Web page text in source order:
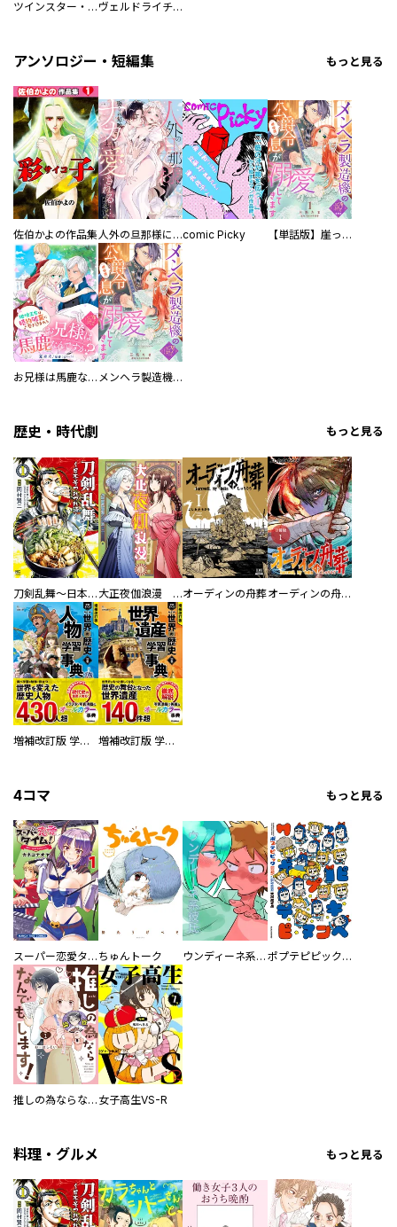
ツインスター・サイクロン・ランナウェイ ヴェルドライチオシ聖典パック 『転スラ』ミニ画集付き シリウス人気作３選
アンソロジー・短編集 もっと見る
佐伯かよの作品集 人外の旦那様に娶られ毎晩ナカまで愛される…。アンソロジーcomic Picky 【単話版】崖っぷち令嬢ですが、意地と策略で幸せになります！シリーズ
お兄様は馬鹿なんですか？～地味王女は婚約破棄に巻き込まれる～ メンヘラ製造機の公爵令息（過保護）が溺愛してきます
歴史・時代劇 もっと見る
刀剣乱舞～日本号つれづれ酒～ 大正夜伽浪漫 －金曜日の花嫁—オーディンの舟葬 オーディンの舟葬 分冊版
増補改訂版 学研まんが NEW世界の歴史 別巻 人物学習事典 増補改訂版 学研まんが NEW世界の歴史 別巻 世界遺産学習事典
4コマ もっと見る
スーパー恋愛タイム！～現場でドＳな彼女は自宅でデレる～ ちゅんトーク ウンディーネ系彼氏 ポプテピピック SEASON EIGHT
推しの為ならなんでもします！ 女子高生VS-R
料理・グルメ もっと見る